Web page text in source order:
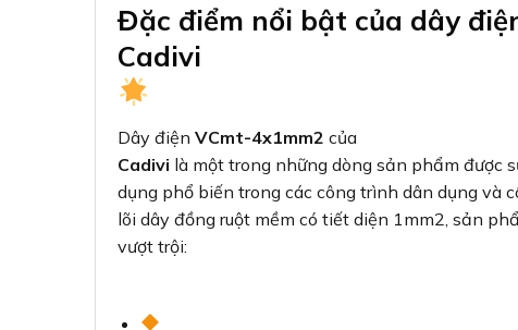
Đặc điểm nổi bật của dây
Cadivi
Dây điện VCmt-4x1mm2 của
Cadivi là một trong những dòng sản phẩm được
dụng phổ biến trong các công trình dân dụng và
lõi dây đồng ruột mềm có tiết diện 1mm2, sản
vượt trội: